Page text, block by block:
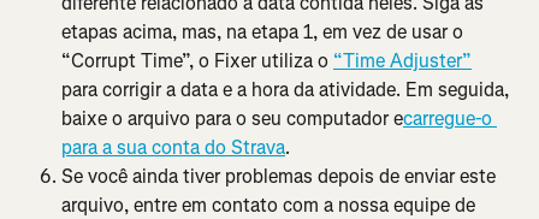
etapas acima, mas, na etapa 1, em vez de usar o
“Corrupt Time”, o Fixer utiliza o “Time Adjuster”
para corrigir a data e a hora da atividade. Em seguida,
baixe o arquivo para o seu computador ecarregue-o
para a sua conta do Strava.
Se você ainda tiver problemas depois de enviar este
arquivo, entre em contato com a nossa equipe de